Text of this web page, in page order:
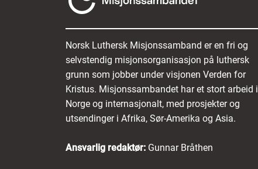
Norsk Luthersk Misjonssamband er en fri og
selvstendig misjonsorganisasjon på luthersk
grunn som jobber under visjonen Verden for
Kristus. Misjonssambandet har et stort arbeid i
Norge og internasjonalt, med prosjekter og
utsendinger i Afrika, Sør-Amerika og Asia.
Ansvarlig redaktør: Gunnar Bråthen